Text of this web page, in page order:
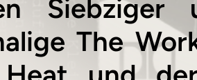
The